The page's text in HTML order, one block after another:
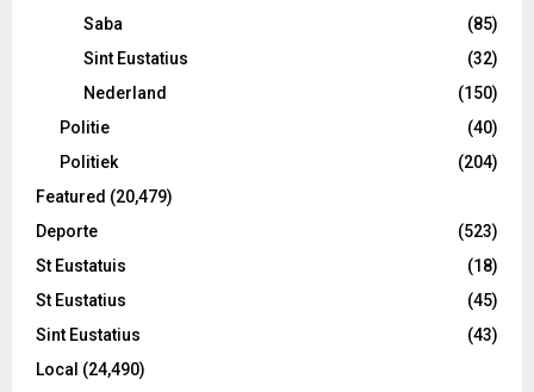
Saba
(85)
Sint Eustatius
(32)
Nederland
(150)
Politie
(40)
Politiek
(204)
Featured (20,479)
Deporte
(523)
St Eustatuis
(18)
St Eustatius
(45)
Sint Eustatius
(43)
Local (24,490)